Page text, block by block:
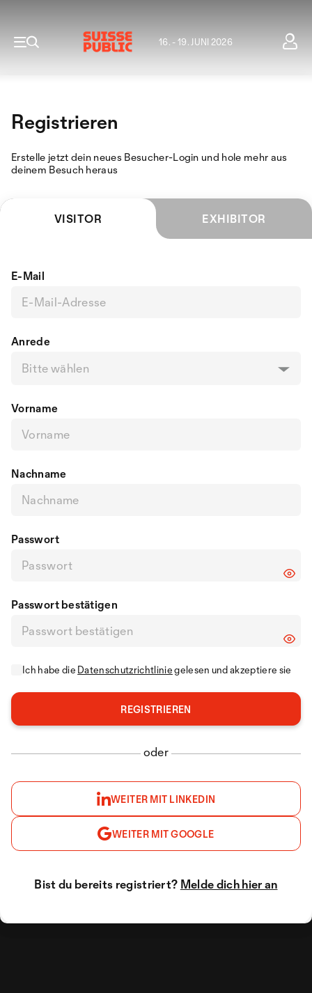
16. - 19. JUNI 2026
Registrieren
Erstelle jetzt dein neues Besucher-Login und hole mehr aus
deinem Besuch heraus
VISITOR EXHIBITOR
E-Mail
Anrede
Bitte wählen
Vorname
Nachname
Passwort
Passwort bestätigen
Ich habe die Datenschutzrichtliniegelesen und akzeptiere sie
oder
WEITER MIT LINKEDIN
WEITER MIT GOOGLE
Bist du bereits registriert? Melde dich hier an